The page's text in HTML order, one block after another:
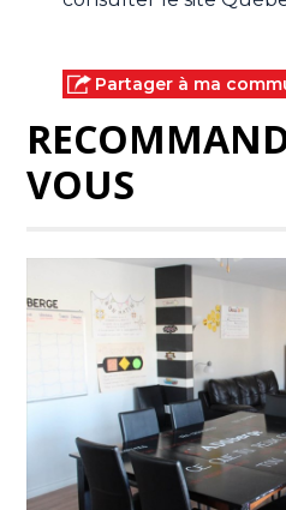
Partager à ma
VOUS